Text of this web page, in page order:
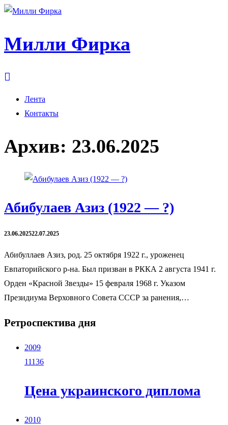
Милли Фирка
Лента
Контакты
Архив: 23.06.2025
Абибулаев Азиз (1922 — ?)
23.06.202522.07.2025
Абибуллаев Азиз, род. 25 октября 1922 г., уроженец
Евпаторийского р-на. Был призван в РККА 2 августа 1941 г.
Орден «Красной Звезды» 15 февраля 1968 г. Указом
Президиума Верховного Совета СССР за ранения,…
Ретроспектива дня
2009
11136
Цена украинского диплома
2010